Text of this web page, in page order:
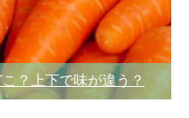
？上下で味が違う？